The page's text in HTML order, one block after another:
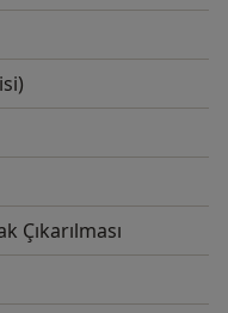
Çıkarılması